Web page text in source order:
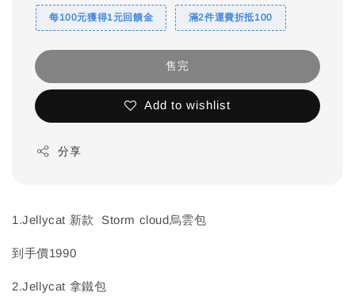
每100元獲得1元回饋金 滿2件運費折抵100
售完
Add to wishlist
分享
1.Jellycat 新款 Storm cloud烏雲包
到手價1990
2.Jellycat 拿鐵包